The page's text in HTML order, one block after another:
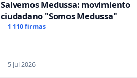
Salvemos Medussa: movimiento
ciudadano "Somos Medussa"
1 110 firmas
5 Jul 2026